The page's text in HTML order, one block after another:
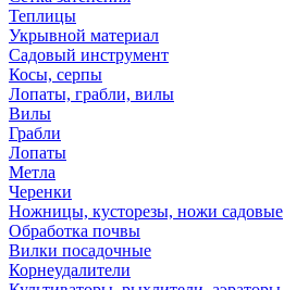
Теплицы
Укрывной материал
Садовый инструмент
Косы, серпы
Лопаты, грабли, вилы
Вилы
Грабли
Лопаты
Метла
Черенки
Ножницы, кусторезы, ножи садовые
Обработка почвы
Вилки посадочные
Корнеудалители